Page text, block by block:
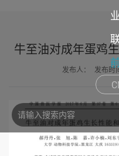
牛至油对成年蛋鸡
发布人： 发布时